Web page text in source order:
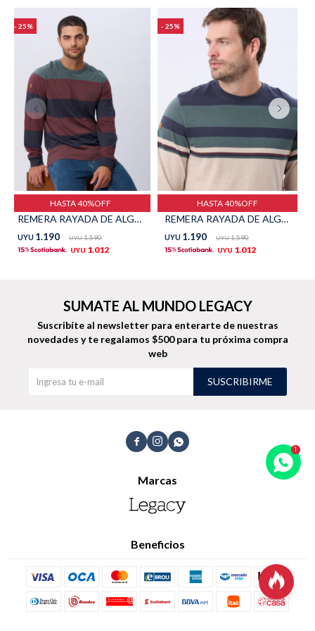
25
HASTA 40%OFF
REMERA RAYADA DE ALGODÓN - Azul
UYU 1.190 UYU 1.590
UYU 1.012
25
HASTA 40%OFF
REMERA RAYADA DE ALGODÓN - AZUL
UYU 1.190 UYU 1.590
UYU 1.012
  
Marcas
Beneficios
SUMATE AL MUNDO LEGACY
Suscribíte al newsletter para enterarte de nuestras
novedades y te regalamos $500 para tu próxima compra
web
SUSCRIBIRME

Contacto